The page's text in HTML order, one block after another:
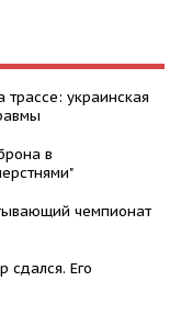
трассе: украинская
в
чемпионат
сдался. Его